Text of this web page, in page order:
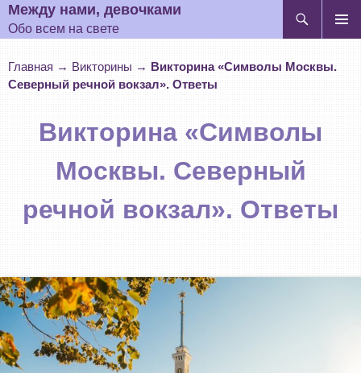
Между нами, девочками
Обо всем на свете
Поиск
ПЕРЕЙТИ
СОДЕРЖИМОМУ
Главная → Викторины → Викторина «Символы Москвы.
Северный речной вокзал». Ответы
Викторина «Символы
Москвы. Северный
речной вокзал». Ответы